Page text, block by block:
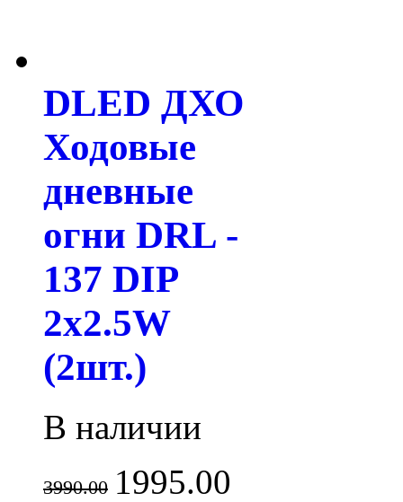
DLED ДХО
Ходовые
дневные
огни DRL -
137 DIP
2x2.5W
(2шт.)
В наличии
3990.00 1995.00